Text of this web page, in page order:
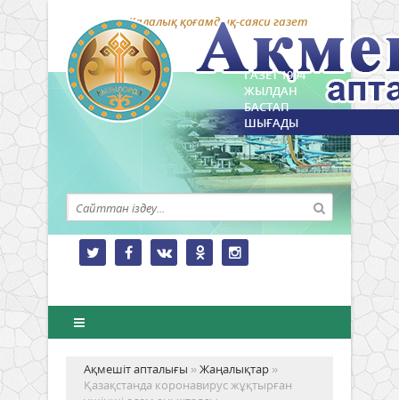
Қалалық қоғамдық-саяси газет
ГАЗЕТ 1994
ЖЫЛДАН
БАСТАП
ШЫҒАДЫ
Ақмешіт апталығы »Жаңалықтар »
Қазақстанда коронавирус жұқтырған